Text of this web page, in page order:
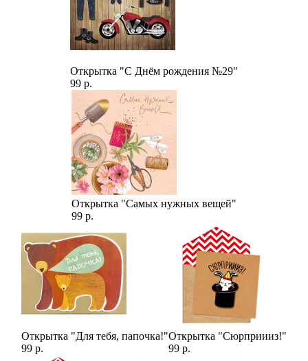
Открытка "С Днём рождения №29"
99 р.
Открытка "Самых нужных вещей"
99 р.
Открытка "Для тебя, папочка!"
99 р.
Открытка "Сюрприииз!"
99 р.